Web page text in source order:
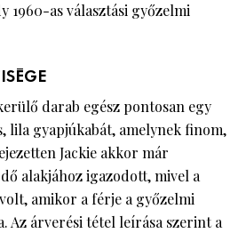
1960-as választási győzelmi
darab egész pontosan egy
lila gyapjúkabát, amelynek finom,
Jackie akkor már
alakjához igazodott, mivel a
amikor a férje a győzelmi
Az árverési tétel leírása szerint a